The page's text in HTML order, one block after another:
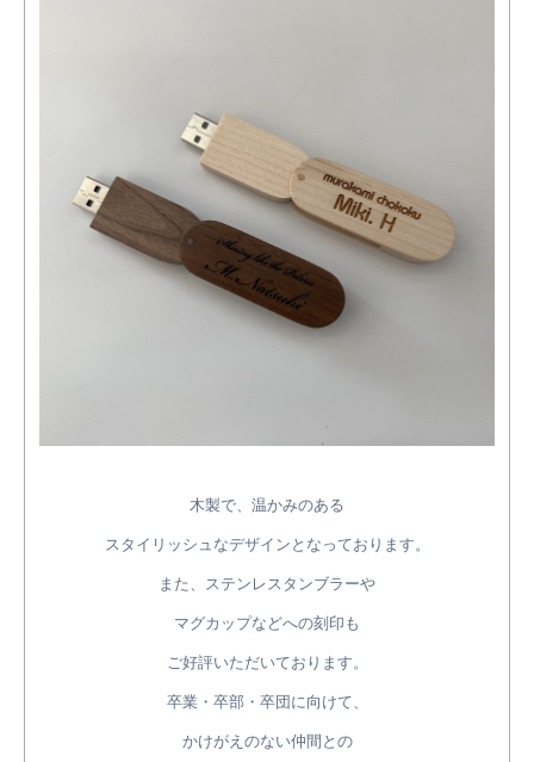
木製で、温かみのある
スタイリッシュなデザインとなっております。
また、ステンレスタンブラーや
マグカップなどへの刻印も
ご好評いただいております。
卒業・卒部・卒団に向けて、
かけがえのない仲間との